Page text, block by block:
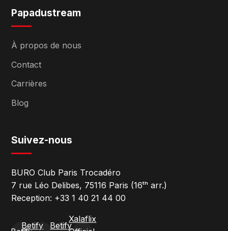
Papadustream
À propos de nous
Contact
Carrières
Blog
Suivez-nous
BURO Club Paris Trocadéro
7 rue Léo Delibes, 75116 Paris (16ᵗʰ arr.)
Reception: +33 1 40 21 44 00
Betify Betify
Xalaflix